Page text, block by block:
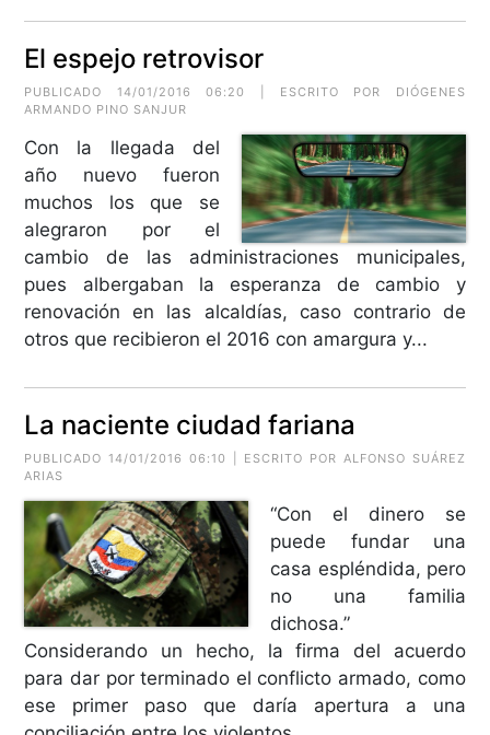
El espejo retrovisor
PUBLICADO 14/01/2016 06:20 | ESCRITO POR
DIÓGENES
ARMANDO PINO SANJUR
Con la llegada del
año nuevo fueron
muchos los que se
alegraron por el
cambio de las administraciones municipales,
pues albergaban la esperanza de cambio y
renovación en las alcaldías, caso contrario de
otros que recibieron el 2016 con amargura y...
La naciente ciudad fariana
PUBLICADO 14/01/2016 06:10 | ESCRITO POR ALFONSO SUÁREZ
ARIAS
“Con el dinero se
puede fundar una
casa espléndida, pero
no una familia
dichosa.”
Considerando un hecho, la firma del acuerdo
para dar por terminado el conflicto armado, como
ese primer paso que daría apertura a una